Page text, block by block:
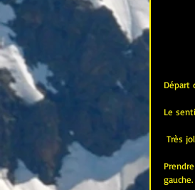
Départ
Le
Très
gauche.